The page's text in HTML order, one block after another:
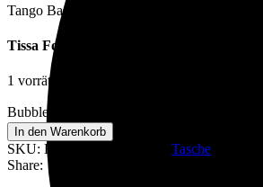
Tango Bag Gold Nacre aus weichem
Tissa Fontaneda
1 vorrätig
Bubble-Ledertasche Tango in Gold Nacre
In den Warenkorb
SKU: H03S-1-2-4
Tasche
Share: